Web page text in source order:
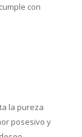
con
la pureza
posesivo y